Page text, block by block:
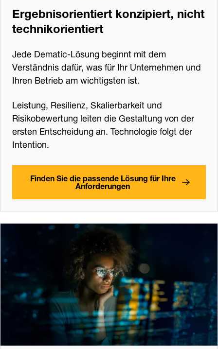
Ergebnisorientiert konzipiert, nicht
technikorientiert
Jede Dematic-Lösung beginnt mit dem
Verständnis dafür, was für Ihr Unternehmen und
Ihren Betrieb am wichtigsten ist.
Leistung, Resilienz, Skalierbarkeit und
Risikobewertung leiten die Gestaltung von der
ersten Entscheidung an. Technologie folgt der
Intention.
Finden Sie die passende Lösung für Ihre
Anforderungen